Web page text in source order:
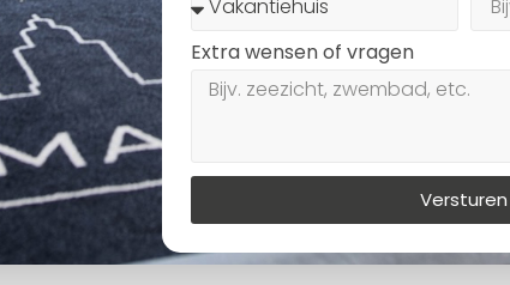
Extra wensen of vragen
Versturen